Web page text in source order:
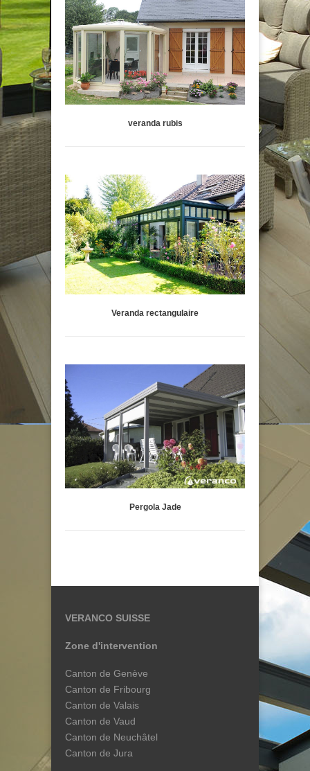
veranda rubis
Veranda rectangulaire
Pergola Jade
VERANCO SUISSE
Zone d'intervention
Canton de Genève
Canton de Fribourg
Canton de Valais
Canton de Vaud
Canton de Neuchâtel
Canton de Jura